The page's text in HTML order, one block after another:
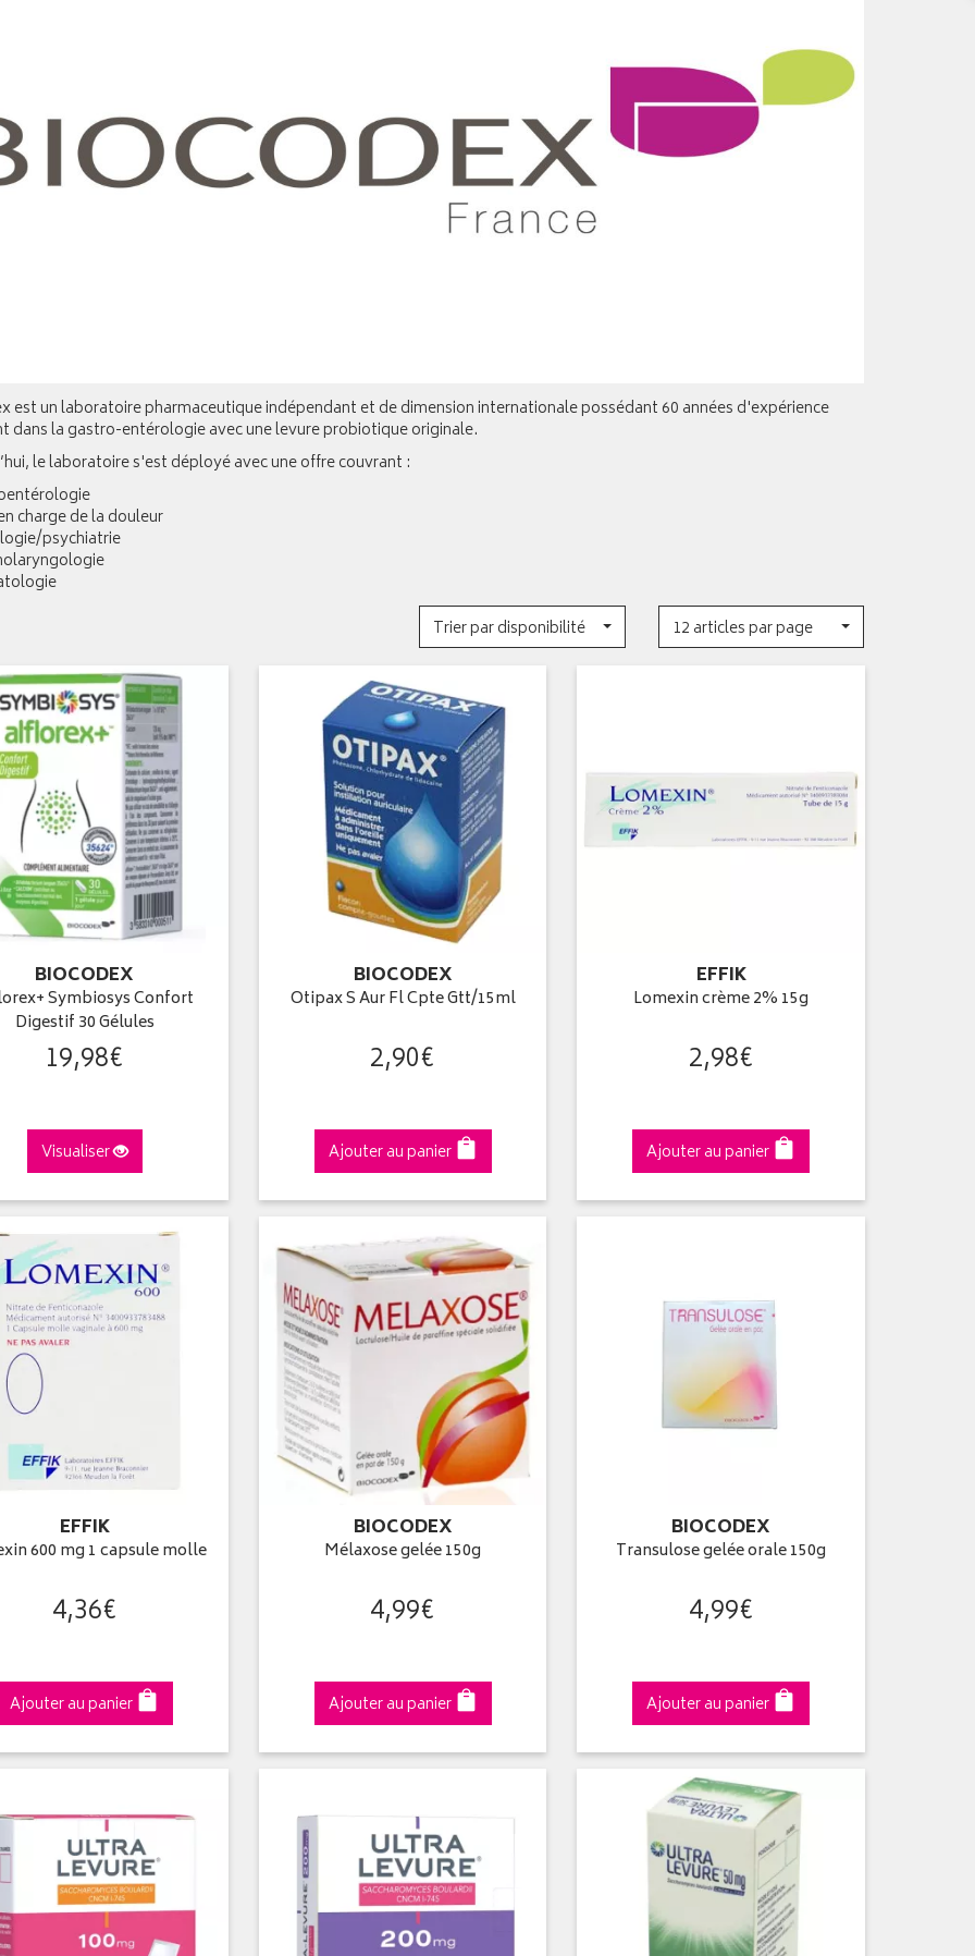
est un laboratoire pharmaceutique indépendant et de dimension internationale possédant 60 années d'expérience
dans la gastro-entérologie avec une levure probiotique originale.
le laboratoire s'est déployé avec une offre couvrant :
charge de la douleur
psychiatrie
Trier par disponibilité
12 articles par page
BIOCODEX
Symbiosys Confort
Digestif 30 Gélules
19,98€
Visualiser
BIOCODEX
Otipax S Aur Fl Cpte Gtt/15ml
2,90€
Ajouter au panier
EFFIK
Lomexin crème 2% 15g
2,98€
Ajouter au panier
EFFIK
600 mg 1 capsule molle
4,36€
Ajouter au panier
BIOCODEX
Mélaxose gelée 150g
4,99€
Ajouter au panier
BIOCODEX
Transulose gelée orale 150g
4,99€
Ajouter au panier